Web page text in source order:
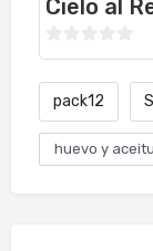
Cielo al
0
de
pack12
huevo y